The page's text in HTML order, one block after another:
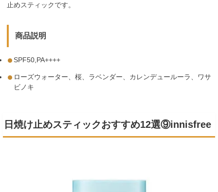
止めスティックです。
商品説明
SPF50,PA++++
ローズウォーター、桜、ラベンダー、カレンデュールーラ、ワサ
ビノキ
日焼け止めスティックおすすめ12選⑨innisfree